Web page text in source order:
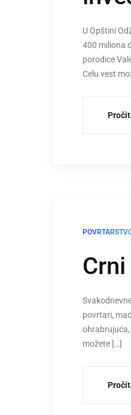
U Opštini
400 miliona
porodice
Celu vest
povrtari,
možete […]